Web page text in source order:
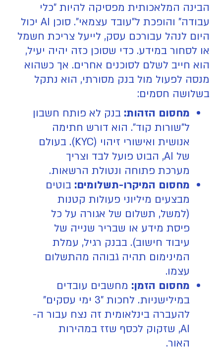
הבינה המלאכותית מפסיקה להיות "כלי
עבודה" והופכת ל"עובד עצמאי". סוכן AI יכול
היום לנהל עבורכם עסק, לייעל צריכת חשמל
או לסחור במידע. כדי שסוכן כזה יהיה יעיל,
הוא חייב לשלם לסוכנים אחרים. אך כשהוא
מנסה לפעול מול בנק מסורתי, הוא נתקל
בשלושה חסמים:
מחסום הזהות: בנק לא פותח חשבון
ל"שורות קוד". הוא דורש חתימה
אנושית ואישורי זיהוי (KYC). בעולם
של AI, הבוט פועל לבד וצריך
מערכת פתוחה ונטולת הרשאות.
מחסום המיקרו-תשלומים: בוטים
מבצעים מיליוני פעולות קטנות
(למשל, תשלום של אגורה על כל
פיסת מידע או שבריר שנייה של
עיבוד חישוב). בבנק רגיל, עמלת
המינימום תהיה גבוהה מהתשלום
עצמו.
מחסום הזמן: מחשבים עובדים
במילישניות. לחכות "3 ימי עסקים"
להעברה בינלאומית זה נצח עבור ה-
AI, שזקוק לכסף שזז במהירות
האור.